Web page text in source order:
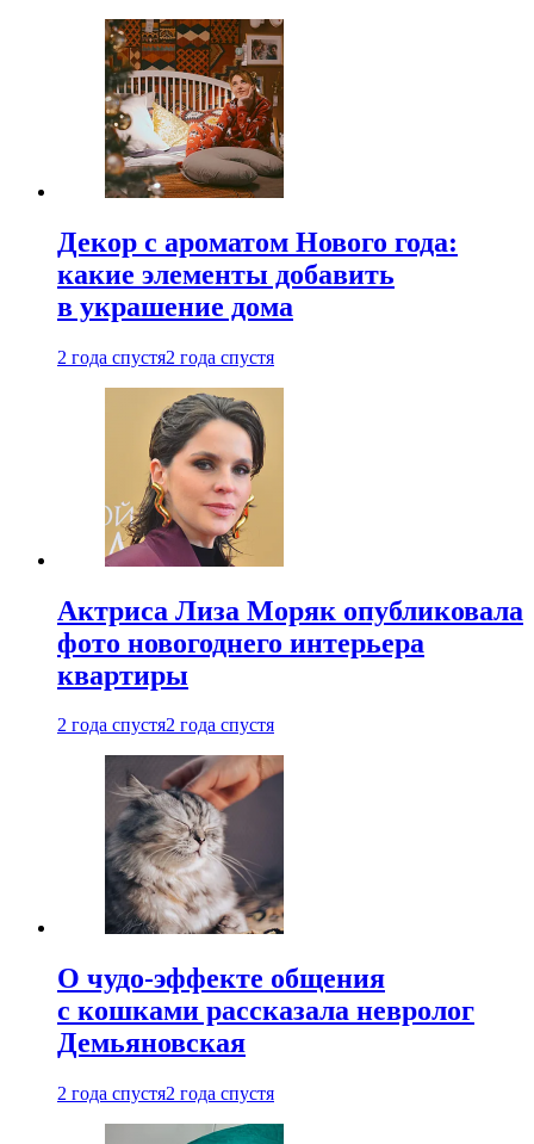
Декор с ароматом Нового года:
какие элементы добавить
в украшение дома
2 года спустя2 года спустя
Актриса Лиза Моряк опубликовала
фото новогоднего интерьера
квартиры
2 года спустя2 года спустя
О чудо-эффекте общения
с кошками рассказала невролог
Демьяновская
2 года спустя2 года спустя